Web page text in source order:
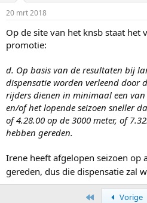
20 mrt 2018
Op de site van het knsb staat het
promotie:
d. Op basis van de resultaten bij
dispensatie worden verleend door
rijders dienen in minimaal een van
en/of het lopende seizoen sneller
of 4.28.00 op de 3000 meter, of
hebben gereden.
Irene heeft afgelopen seizoen op
gereden, dus die dispensatie zal
Vorige